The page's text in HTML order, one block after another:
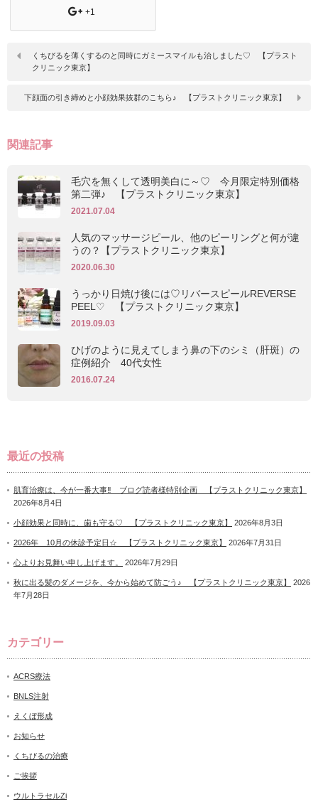
+1
くちびるを薄くするのと同時にガミースマイルも治しました♡ 【プラスト
クリニック東京】
下顔面の引き締めと小顔効果抜群のこちら♪ 【プラストクリニック東京】
関連記事
毛穴を無くして透明美白に～♡ 今月限定特別価格
第二弾♪ 【プラストクリニック東京】
2021.07.04
人気のマッサージピール、他のピーリングと何が違
うの？【プラストクリニック東京】
2020.06.30
うっかり日焼け後には♡リバースピールREVERSE
PEEL♡ 【プラストクリニック東京】
2019.09.03
ひげのように見えてしまう鼻の下のシミ（肝斑）の
症例紹介 40代女性
2016.07.24
最近の投稿
肌育治療は、今が一番大事‼ ブログ読者様特別企画 【プラストクリニック東京】
2026年8月4日
小顔効果と同時に、歯も守る♡ 【プラストクリニック東京】 2026年8月3日
2026年 10月の休診予定日☆ 【プラストクリニック東京】 2026年7月31日
心よりお見舞い申し上げます。 2026年7月29日
秋に出る髪のダメージを、今から始めて防ごう♪ 【プラストクリニック東京】
2026
年7月28日
カテゴリー
ACRS療法
BNLS注射
えくぼ形成
お知らせ
くちびるの治療
ご挨拶
ウルトラセルZi